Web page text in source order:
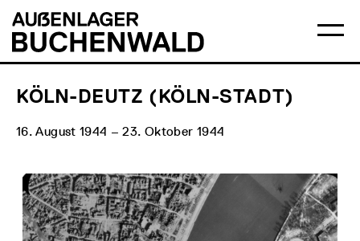
zum
Inhalt
Auẞenlager
Buchenwald
KÖLN-DEUTZ (KÖLN-STADT)
16. August 1944 – 23. Oktober 1944